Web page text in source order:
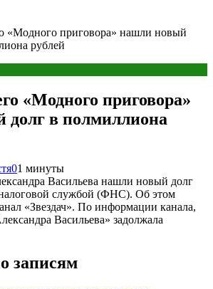
«Модного приговора» нашли новый
рублей
«Модного приговора»
в полмиллиона
01 минуты
Васильева нашли новый долг
службой (ФНС). Об этом
«Звездач». По информации канала,
Васильева» задолжала
записям